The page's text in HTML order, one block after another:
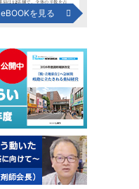
eBOOKを見る